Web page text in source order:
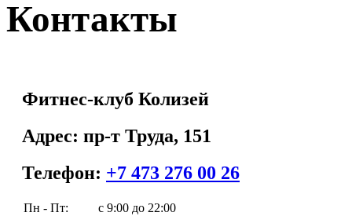
Контакты
Фитнес-клуб Колизей
Адрес: пр-т Труда, 151
Телефон: +7 473 276 00 26
Пн - Пт:
с 9:00 до 22:00